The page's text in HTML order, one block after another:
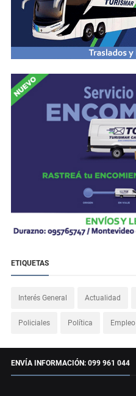
ETIQUETAS
Interés General Actualidad
Policiales Política Empleo
ENVÍA INFORMACIÓN: 099 961 044